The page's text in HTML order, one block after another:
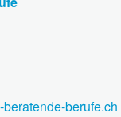
berufe.ch